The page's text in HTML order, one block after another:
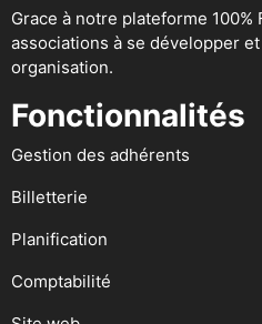
Grace à notre plateforme
associations à se développer
organisation.
Fonctionnalités
Gestion des adhérents
Billetterie
Planification
Comptabilité